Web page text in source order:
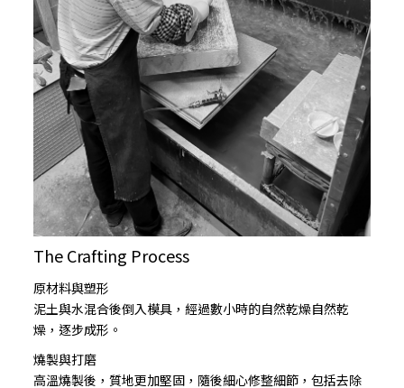
The Crafting Process
原材料與塑形
泥土與水混合後倒入模具，經過數小時的自然乾燥自然乾
燥，逐步成形。
燒製與打磨
高溫燒製後，質地更加堅固，隨後細心修整細節，包括去除